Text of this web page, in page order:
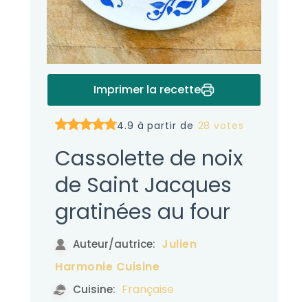
Imprimer la recette
4.9 à partir de 28 votes
Cassolette de noix
de Saint Jacques
gratinées au four
Auteur/autrice: Julien
Harmonie Cuisine
Cuisine: Française